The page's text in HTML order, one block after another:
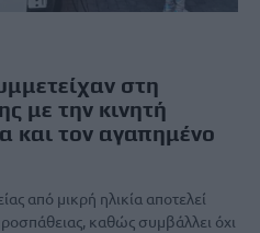
στη
με την κινητή
και τον αγαπημένο
από μικρή ηλικία αποτελεί
καθώς συμβάλλει όχι